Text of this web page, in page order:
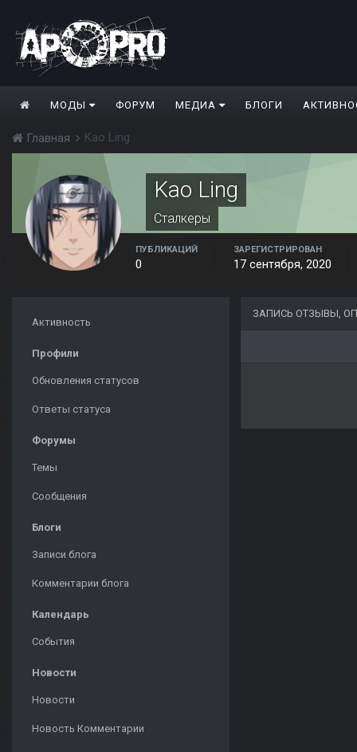
МОДЫ ФОРУМ МЕДИА БЛОГИ
Главная Kao Ling
Kao Ling
Сталкеры
ПУБЛИКАЦИЙ
0
ЗАРЕГИСТРИРОВАН
17 сентября, 2020
Активность
Профили
Обновления статусов
Ответы статуса
Форумы
Темы
Сообщения
Блоги
Записи блога
Комментарии блога
Календарь
События
Новости
Новости
Новость Комментарии
ЗАПИСЬ ОТЗЫВЫ,